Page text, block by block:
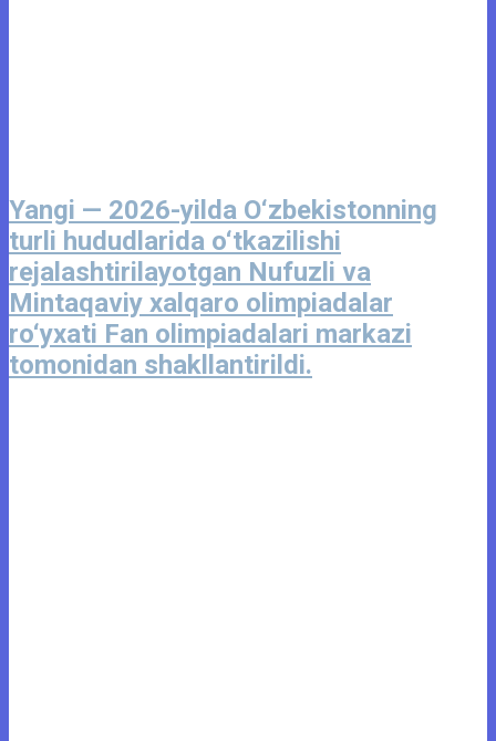
Yangi — 2026-yilda O‘zbekistonning
turli hududlarida o‘tkazilishi
rejalashtirilayotgan Nufuzli va
Mintaqaviy xalqaro olimpiadalar
ro‘yxati Fan olimpiadalari markazi
tomonidan shakllantirildi.